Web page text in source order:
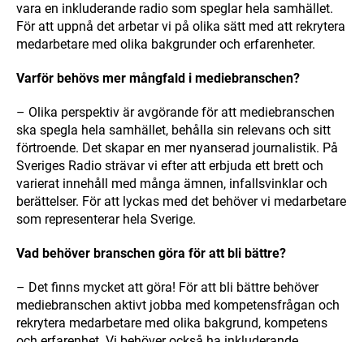
vara en inkluderande radio som speglar hela samhället.
För att uppnå det arbetar vi på olika sätt med att rekrytera
medarbetare med olika bakgrunder och erfarenheter.
Varför behövs mer mångfald i mediebranschen?
– Olika perspektiv är avgörande för att mediebranschen
ska spegla hela samhället, behålla sin relevans och sitt
förtroende. Det skapar en mer nyanserad journalistik. På
Sveriges Radio strävar vi efter att erbjuda ett brett och
varierat innehåll med många ämnen, infallsvinklar och
berättelser. För att lyckas med det behöver vi medarbetare
som representerar hela Sverige.
Vad behöver branschen göra för att bli bättre?
– Det finns mycket att göra! För att bli bättre behöver
mediebranschen aktivt jobba med kompetensfrågan och
rekrytera medarbetare med olika bakgrund, kompetens